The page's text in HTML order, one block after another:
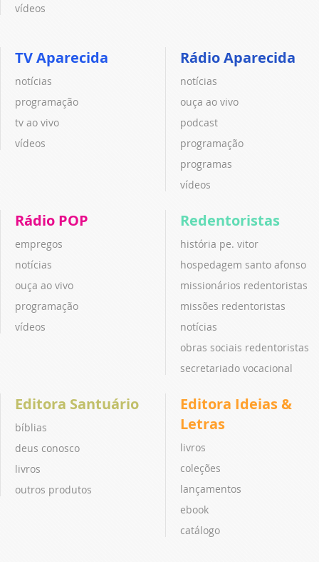
vídeos
TV Aparecida
notícias
programação
tv ao vivo
vídeos
Rádio Aparecida
notícias
ouça ao vivo
podcast
programação
programas
vídeos
Rádio POP
empregos
notícias
ouça ao vivo
programação
vídeos
Redentoristas
história pe. vitor
hospedagem santo afonso
missionários redentoristas
missões redentoristas
notícias
obras sociais redentoristas
secretariado vocacional
Editora Santuário
bíblias
deus conosco
livros
outros produtos
Editora Ideias &
Letras
livros
coleções
lançamentos
ebook
catálogo